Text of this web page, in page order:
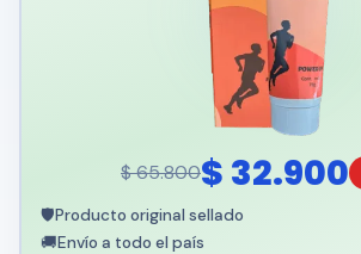
$ 65.800$ 32.900
🛡️Producto original sellado
🚚Envío a todo el país